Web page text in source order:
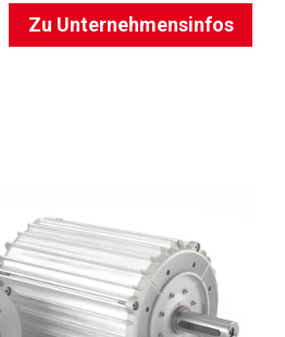
Zu Unternehmensinfos